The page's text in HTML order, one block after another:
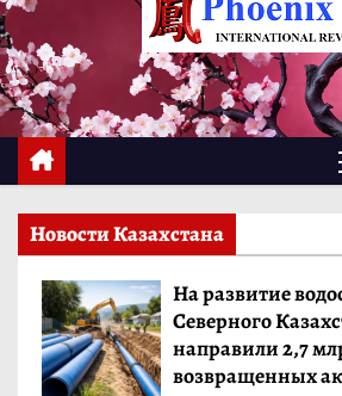
и
к
с
о
Новости Казахстана
На развитие
Северного
направили 2,7
возвращенных